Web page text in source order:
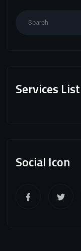
Services List
Social Icon